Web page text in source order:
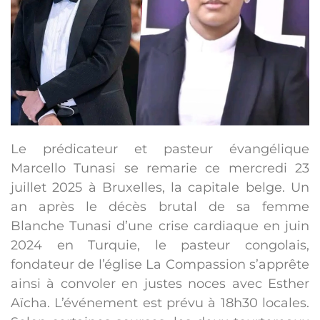
Le prédicateur et pasteur évangélique
Marcello Tunasi se remarie ce mercredi 23
juillet 2025 à Bruxelles, la capitale belge. Un
an après le décès brutal de sa femme
Blanche Tunasi d’une crise cardiaque en juin
2024 en Turquie, le pasteur congolais,
fondateur de l’église La Compassion s’apprête
ainsi à convoler en justes noces avec Esther
Aïcha. L’événement est prévu à 18h30 locales.